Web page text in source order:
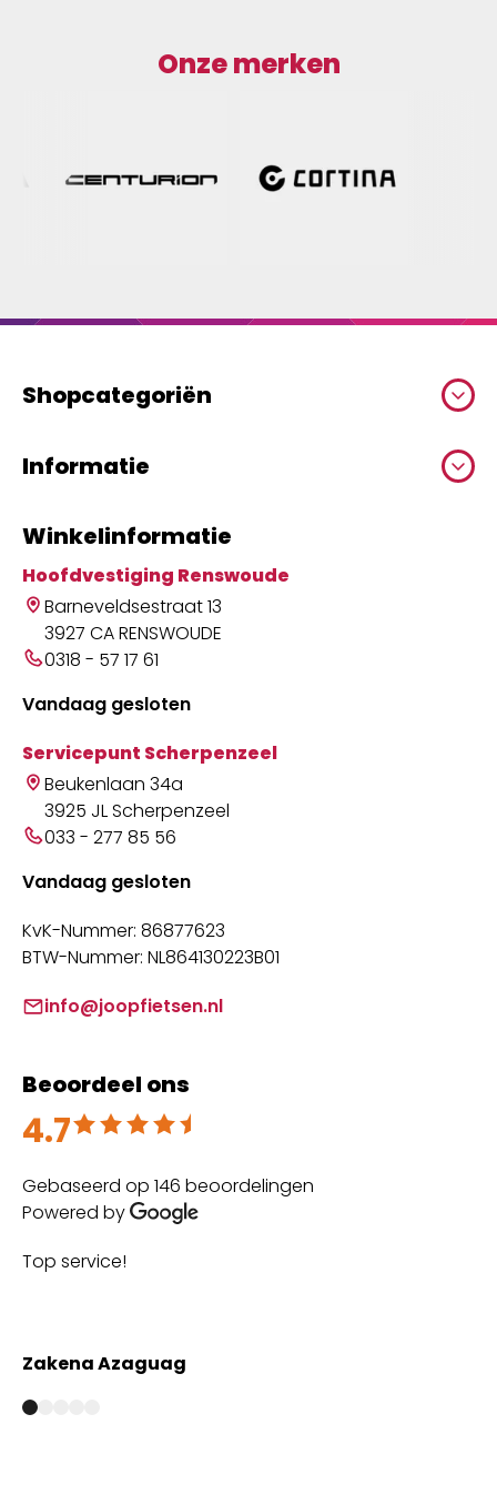
Onze merken
Shopcategoriën
Informatie
Winkelinformatie
Hoofdvestiging Renswoude
Barneveldsestraat 13
3927 CA RENSWOUDE
0318 - 57 17 61
Vandaag gesloten
Servicepunt Scherpenzeel
Beukenlaan 34a
3925 JL Scherpenzeel
033 - 277 85 56
Vandaag gesloten
KvK-Nummer: 86877623
BTW-Nummer: NL864130223B01
info@joopfietsen.nl
Beoordeel ons
4.7
Beoordeeld met 4.7 uit 5
Gebaseerd op 146 beoordelingen
Powered by
Top service!
Zakena Azaguag